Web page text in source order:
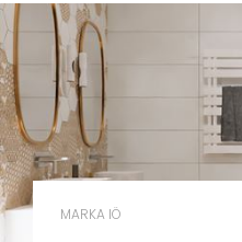
MARKA IÖ